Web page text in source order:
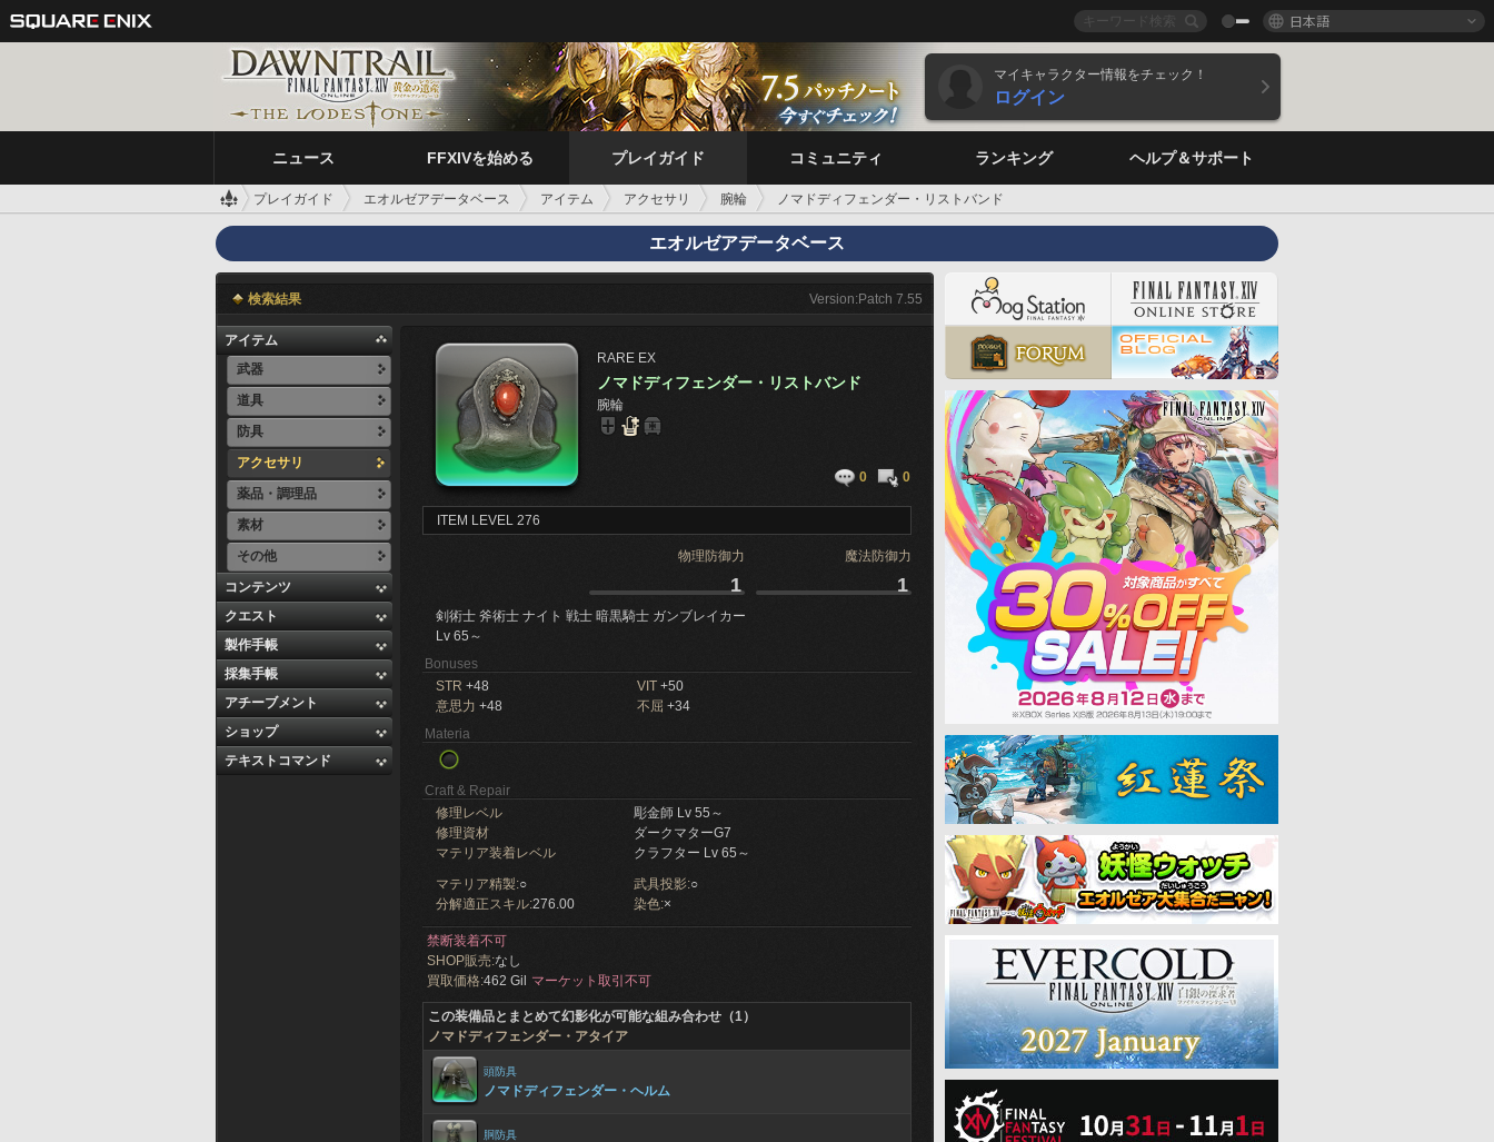
日本語
マイキャラクター情報をチェック！
ログイン
ニュース FFXIVを始める プレイガイド コミュニティ ランキング ヘルプ＆サポート
プレイガイド エオルゼアデータベース アイテム アクセサリ 腕輪 ノマドディフェンダー・リストバンド
エオルゼアデータベース
検索結果 Version:Patch 7.55
アイテム
武器
道具
防具
アクセサリ
薬品・調理品
素材
その他
コンテンツ
クエスト
製作手帳
採集手帳
アチーブメント
ショップ
テキストコマンド
RARE EX
ノマドディフェンダー・リストバンド
腕輪
0 0
ITEM LEVEL 276
物理防御力 魔法防御力
1 1
剣術士 斧術士 ナイト 戦士 暗黒騎士 ガンブレイカー
Lv 65～
Bonuses
STR +48 VIT +50
意思力 +48 不屈 +34
Materia
Craft & Repair
修理レベル
彫金師 Lv 55～
修理資材
ダークマターG7
マテリア装着レベル
クラフター Lv 65～
マテリア精製:○ 武具投影:○
分解適正スキル:276.00 染色:×
禁断装着不可
SHOP販売:なし
買取価格:462 Gil マーケット取引不可
この装備品とまとめて幻影化が可能な組み合わせ（1）
ノマドディフェンダー・アタイア
頭防具
ノマドディフェンダー・ヘルム
胴防具